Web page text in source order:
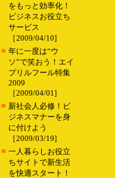
をもっと効率化！
ビジネスお役立ち
サービス
［2009/04/10]
■ 年に一度は“ウ
ソ”で笑おう！エイ
プリルフール特集
2009
［2009/04/01]
■ 新社会人必修！ビ
ジネスマナーを身
に付けよう
［2009/03/19]
■ 一人暮らしお役立
ちサイトで新生活
を快適スタート！